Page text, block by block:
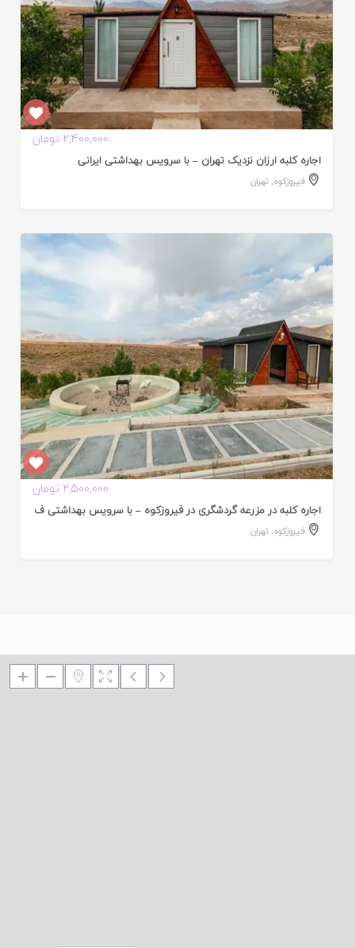
2,400,000 تومان
اجاره کلبه ارزان نزدیک تهران – با سرویس بهداشتی ایرانی
فیروزکوه,تهران
2,500,000 تومان
اجاره کلبه در مزرعه گردشگری در فیروزکوه – با سرویس بهداشتی ف
فیروزکوه,تهران